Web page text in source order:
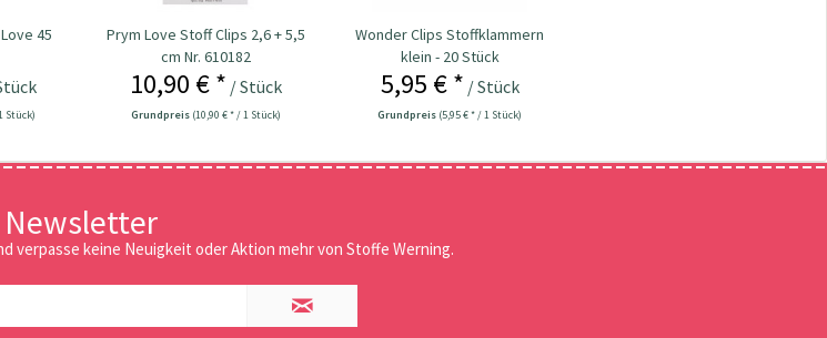
45
Stück)
Prym Love Stoff Clips 2,6 + 5,5
cm Nr. 610182
10,90 € * / Stück
Grundpreis (10,90 € * / 1 Stück)
Wonder Clips Stoffklammern
klein - 20 Stück
5,95 € * / Stück
Grundpreis (5,95 € * / 1 Stück)
Newsletter
verpasse keine Neuigkeit oder Aktion mehr von Stoffe Werning.